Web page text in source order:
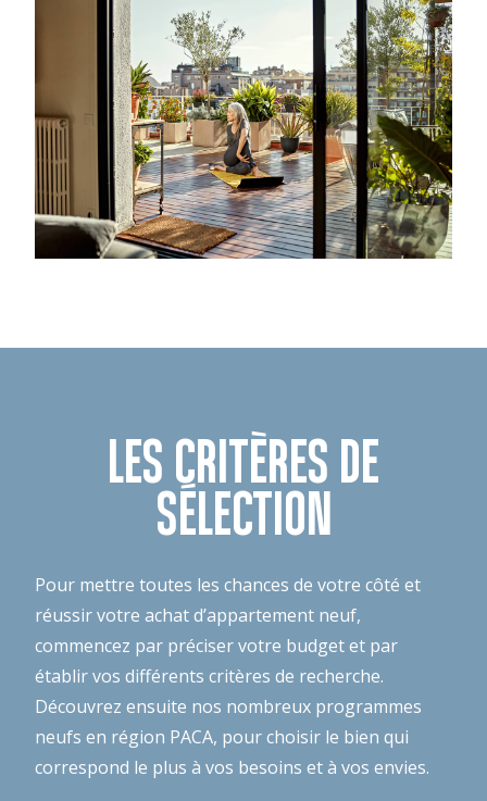
LES CRITÈRES DE
SÉLECTION
Pour mettre toutes les chances de votre côté et
réussir votre achat d’appartement neuf,
commencez par préciser votre budget et par
établir vos différents critères de recherche.
Découvrez ensuite nos nombreux programmes
neufs en région PACA, pour choisir le bien qui
correspond le plus à vos besoins et à vos envies.